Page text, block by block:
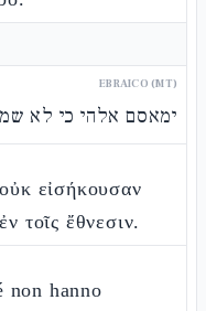
EBRAICO (MT)
ימאסם אלהי כי לא
εἰσήκουσαν
τοῖς ἔθνεσιν.
hanno